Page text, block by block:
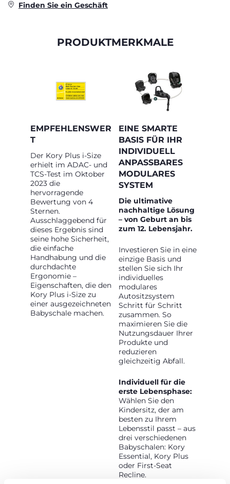
Finden Sie ein Geschäft
PRODUKTMERKMALE
EMPFEHLENSWER
T
Der Kory Plus i-Size
erhielt im ADAC- und
TCS-Test im Oktober
2023 die
hervorragende
Bewertung von 4
Sternen.
Ausschlaggebend für
dieses Ergebnis sind
seine hohe Sicherheit,
die einfache
Handhabung und die
durchdachte
Ergonomie –
Eigenschaften, die den
Kory Plus i-Size zu
einer ausgezeichneten
Babyschale machen.
EINE SMARTE
BASIS FÜR IHR
INDIVIDUELL
ANPASSBARES
MODULARES
SYSTEM
Die ultimative
nachhaltige Lösung
– von Geburt an bis
zum 12. Lebensjahr.
Investieren Sie in eine
einzige Basis und
stellen Sie sich Ihr
individuelles
modulares
Autositzsystem
Schritt für Schritt
zusammen. So
maximieren Sie die
Nutzungsdauer Ihrer
Produkte und
reduzieren
gleichzeitig Abfall.
Individuell für die
erste Lebensphase:
Wählen Sie den
Kindersitz, der am
besten zu Ihrem
Lebensstil passt – aus
drei verschiedenen
Babyschalen: Kory
Essential, Kory Plus
oder First-Seat
Recline.